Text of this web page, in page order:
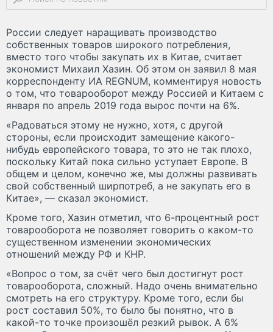
России следует наращивать производство
собственных товаров широкого потребления,
вместо того чтобы закупать их в Китае, считает
экономист Михаил Хазин. Об этом он заявил 8 мая
корреспонденту ИА REGNUM, комментируя новость
о том, что товарооборот между Россией и Китаем с
января по апрель 2019 года вырос почти на 6%.
«Радоваться этому не нужно, хотя, с другой
стороны, если происходит замещение какого-
нибудь европейского товара, то это не так плохо,
поскольку Китай пока сильно уступает Европе. В
общем и целом, конечно же, мы должны развивать
свой собственный ширпотреб, а не закупать его в
Китае», — сказал экономист.
Кроме того, Хазин отметил, что 6-процентный рост
товарооборота не позволяет говорить о каком-то
существенном изменении экономических
отношений между РФ и КНР.
«Вопрос о том, за счёт чего был достигнут рост
товарооборота, сложный. Надо очень внимательно
смотреть на его структуру. Кроме того, если бы
рост составил 50%, то было бы понятно, что в
какой-то точке произошёл резкий рывок. А 6%